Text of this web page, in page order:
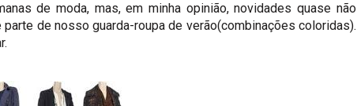
de moda, mas, em minha opinião, novidades quase não
de nosso guarda-roupa de verão(combinações coloridas).